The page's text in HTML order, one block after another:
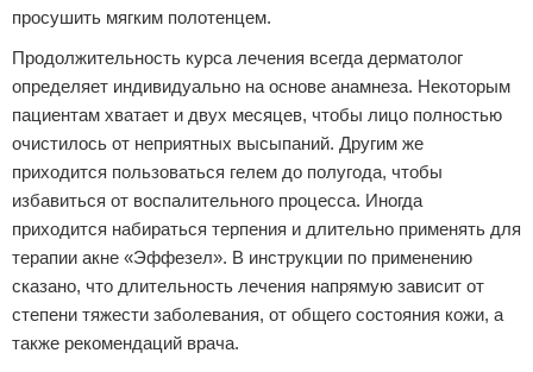
просушить мягким полотенцем.
Продолжительность курса лечения всегда дерматолог
определяет индивидуально на основе анамнеза. Некоторым
пациентам хватает и двух месяцев, чтобы лицо полностью
очистилось от неприятных высыпаний. Другим же
приходится пользоваться гелем до полугода, чтобы
избавиться от воспалительного процесса. Иногда
приходится набираться терпения и длительно применять для
терапии акне «Эффезел». В инструкции по применению
сказано, что длительность лечения напрямую зависит от
степени тяжести заболевания, от общего состояния кожи, а
также рекомендаций врача.